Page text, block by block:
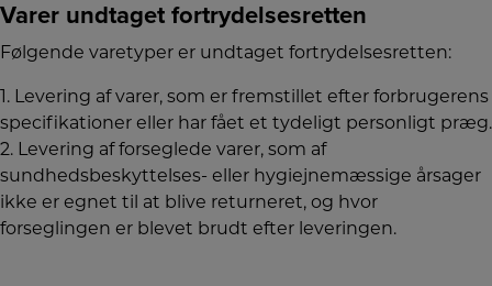
Varer undtaget fortrydelsesretten
Følgende varetyper er undtaget fortrydelsesretten:
1. Levering af varer, som er fremstillet efter forbrugerens
specifikationer eller har fået et tydeligt personligt præg.
2. Levering af forseglede varer, som af
sundhedsbeskyttelses- eller hygiejnemæssige årsager
ikke er egnet til at blive returneret, og hvor
forseglingen er blevet brudt efter leveringen.